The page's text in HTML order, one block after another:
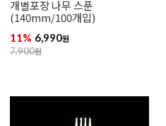
개별포장 나무 스푼
(140mm/100개입)
11% 6,990원
7,900원